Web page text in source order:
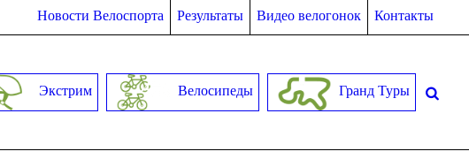
Новости Велоспорта Результаты Видео велогонок Контакты
Экстрим Велосипеды Гранд Туры